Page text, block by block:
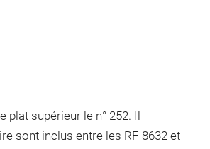
supérieur le n° 252. Il
sont inclus entre les RF 8632 et